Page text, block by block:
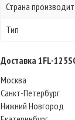
Страна
Тип
Доставка 1FL-
Москва
Санкт-Петербург
Нижний Новгород